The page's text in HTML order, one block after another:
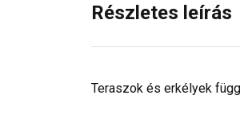
Részletes leírás
Teraszok és erkélyek